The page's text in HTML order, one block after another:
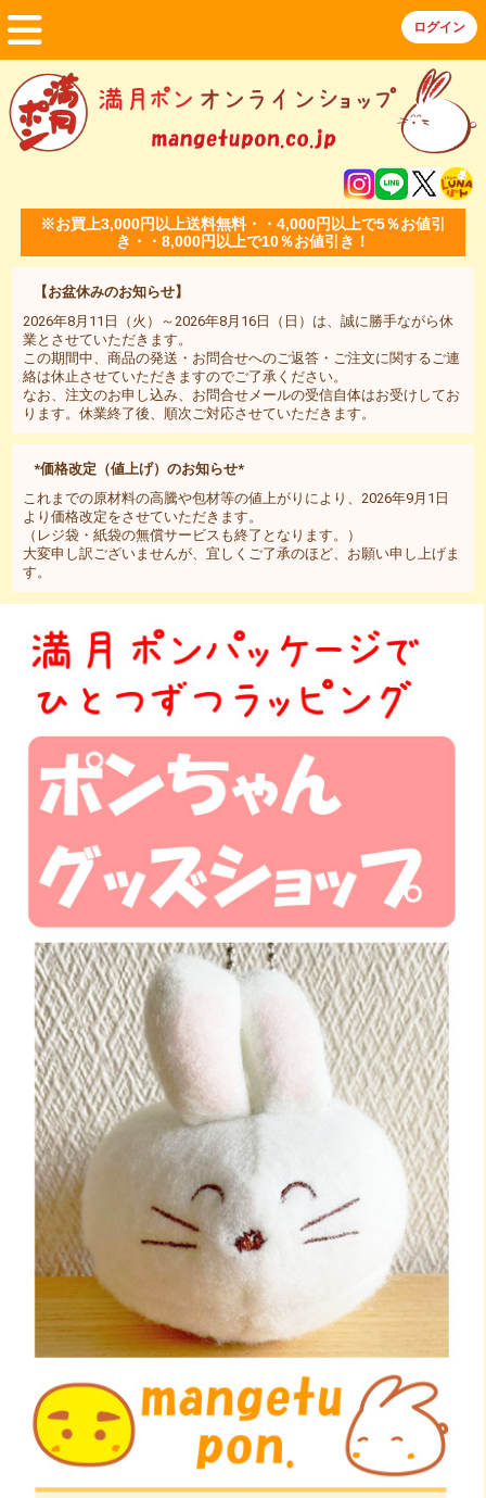
※お買上3,000円以上送料無料・・4,000円以上で5％お値引
き・・8,000円以上で10％お値引き！
【お盆休みのお知らせ】
2026年8月11日（火）～2026年8月16日（日）は、誠に勝手ながら休
業とさせていただきます。
この期間中、商品の発送・お問合せへのご返答・ご注文に関するご連
絡は休止させていただきますのでご了承ください。
なお、注文のお申し込み、お問合せメールの受信自体はお受けしてお
ります。休業終了後、順次ご対応させていただきます。
*価格改定（値上げ）のお知らせ*
これまでの原材料の高騰や包材等の値上がりにより、2026年9月1日
より価格改定をさせていただきます。
（レジ袋・紙袋の無償サービスも終了となります。）
大変申し訳ございませんが、宜しくご了承のほど、お願い申し上げま
す。